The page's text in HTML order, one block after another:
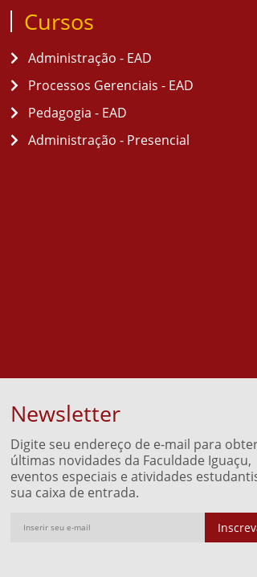
Cursos
Administração - EAD
Processos Gerenciais - EAD
Pedagogia - EAD
Administração - Presencial
Newsletter
Digite seu endereço de e-mail para
últimas novidades da Faculdade Iguaçu,
eventos especiais e atividades
sua caixa de entrada.